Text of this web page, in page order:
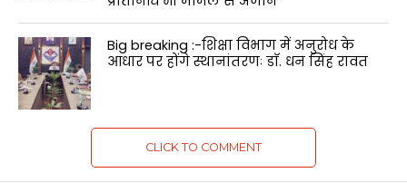
Big breaking :-शिक्षा विभाग में अनुरोध के
आधार पर होंगे स्थानांतरणः डाॅ. धन सिंह रावत
CLICK TO COMMENT